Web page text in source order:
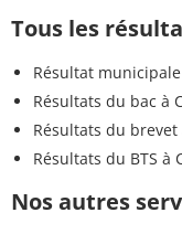
Tous les
Résultat
Résultats du bac à
Résultats du
Résultats du BTS à
Nos autres